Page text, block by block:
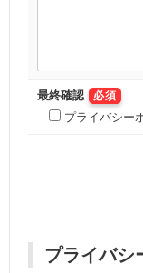
最終確認 必須
プライバシー
プライバシ